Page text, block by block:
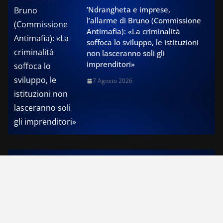
’Ndrangheta e imprese,
l’allarme di Bruno (Commissione
Antimafia): «La criminalità
soffoca lo sviluppo, le istituzioni
non lasceranno soli gli
imprenditori»
7 Agosto 2026